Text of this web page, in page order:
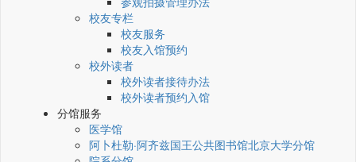
校友专栏
校友服务
校友入馆预约
校外读者
校外读者接待办法
校外读者预约入馆
分馆服务
医学馆
阿卜杜勒·阿齐兹国王公共图书馆北京大学分馆